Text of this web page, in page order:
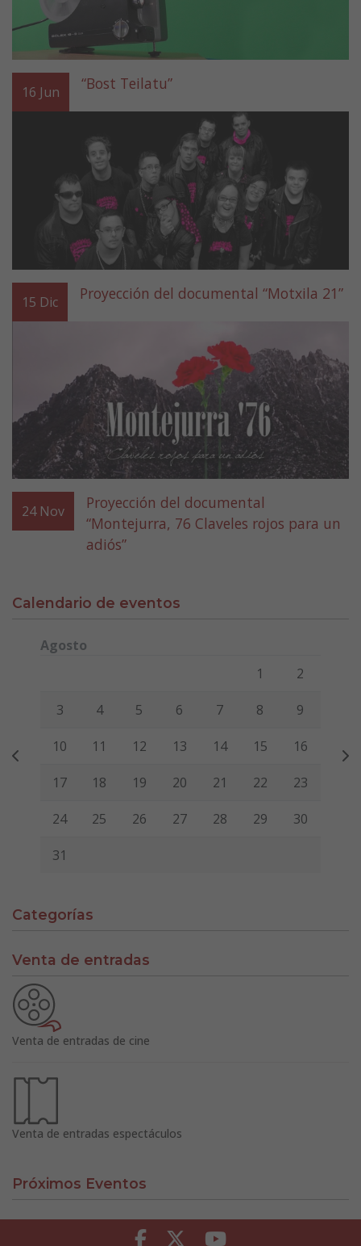
16 Jun “Bost Teilatu”
15 Dic Proyección del documental “Motxila 21”
24 Nov
Proyección del documental
“Montejurra, 76 Claveles rojos para un
adiós”
Calendario de eventos
Agosto
Viernes Sábado
1 2
3 4 5 6 7 8 9
10 11 12 13 14 15 16
17 18 19 20 21 22 23
24 25 26 27 28 29 30
31
Categorías
Venta de entradas
Venta de entradas de cine
Venta de entradas espectáculos
Próximos Eventos
Facebook Twitter Youtube